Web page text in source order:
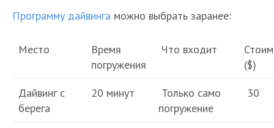
Программу дайвинга можно выбрать заранее:
Место
Время
погружения
Что входит
($)
Дайвинг с
берега
20 минут
Только само
погружение
30